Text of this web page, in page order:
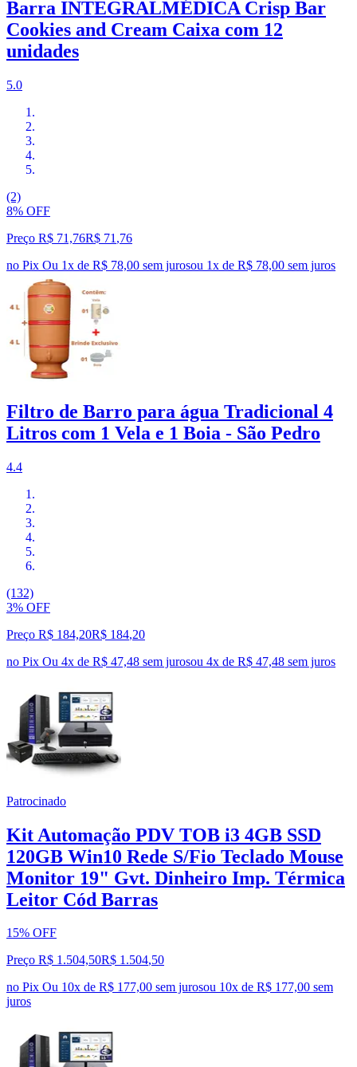
Barra INTEGRALMÉDICA Crisp Bar
Cookies and Cream Caixa com 12
unidades
5.0
(2)
8% OFF
Preço R$ 71,76R$ 71 ,76
no Pix Ou 1x de R$ 78,00 sem jurosou 1x de R$ 78,00 sem juros
Filtro de Barro para água Tradicional 4
Litros com 1 Vela e 1 Boia - São Pedro
4.4
(132)
3% OFF
Preço R$ 184,20R$ 184,20
no Pix Ou 4x de R$ 47,48 sem jurosou 4x de R$ 47,48 sem juros
Patrocinado
Kit Automação PDV TOB i3 4GB SSD
120GB Win10 Rede S/Fio Teclado Mouse
Monitor 19" Gvt. Dinheiro Imp. Térmica
Leitor Cód Barras
15% OFF
Preço R$ 1.504,50R$ 1.504,50
no Pix Ou 10x de R$ 177,00 sem jurosou 10x de R$ 177,00 sem
juros